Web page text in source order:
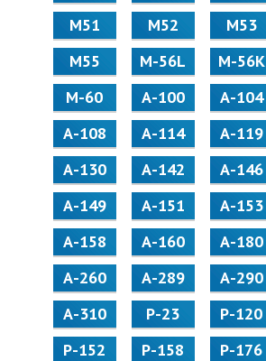
М51
М52 М53
М55
M-56L M-56K
M-60
А-100 А-104
А-108
А-114 А-119
А-130
А-142 А-146
А-149
А-151 А-153
А-158
А-160 А-180
А-260
А-289 А-290
А-310
Р-23 Р-120
Р-152
Р-158 Р-176